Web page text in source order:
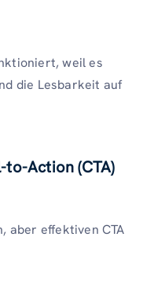
weil es
die Lesbarkeit auf
to-Action (CTA)
aber effektiven CTA